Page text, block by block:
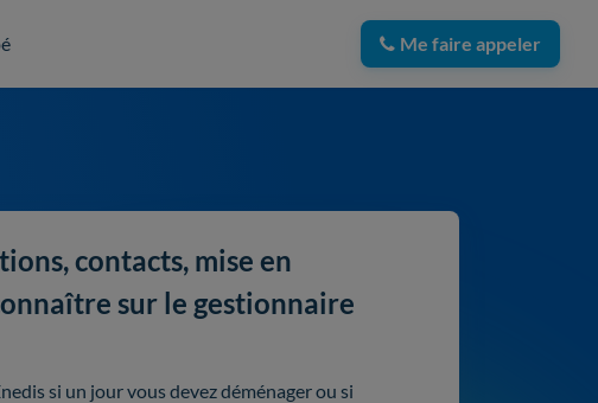
Me faire appeler
contacts, mise en
sur le gestionnaire
si un jour vous devez déménager ou si